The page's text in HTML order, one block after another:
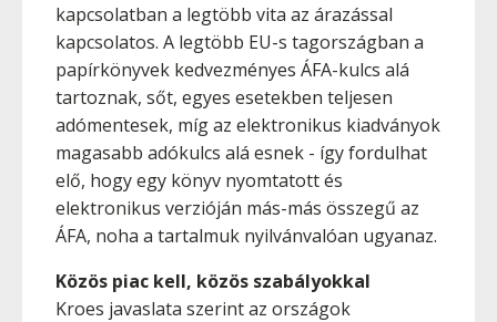
kapcsolatban a legtöbb vita az árazással
kapcsolatos. A legtöbb EU-s tagországban a
papírkönyvek kedvezményes ÁFA-kulcs alá
tartoznak, sőt, egyes esetekben teljesen
adómentesek, míg az elektronikus kiadványok
magasabb adókulcs alá esnek - így fordulhat
elő, hogy egy könyv nyomtatott és
elektronikus verzióján más-más összegű az
ÁFA, noha a tartalmuk nyilvánvalóan ugyanaz.
Közös piac kell, közös szabályokkal
Kroes javaslata szerint az országok